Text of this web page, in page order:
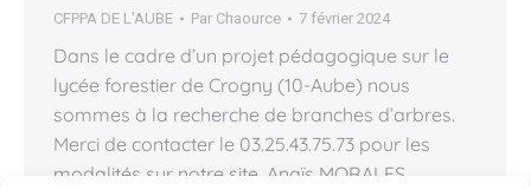
CFPPA DE L'AUBE Par Chaource 7 février 2024
Dans le cadre d’un projet pédagogique sur le
lycée forestier de Crogny (10-Aube) nous
sommes à la recherche de branches d’arbres.
Merci de contacter le 03.25.43.75.73 pour les
modalités sur notre site. Anaïs MORALES